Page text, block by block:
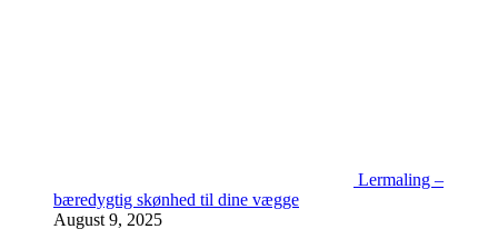
Lermaling –
bæredygtig skønhed til dine vægge
August 9, 2025